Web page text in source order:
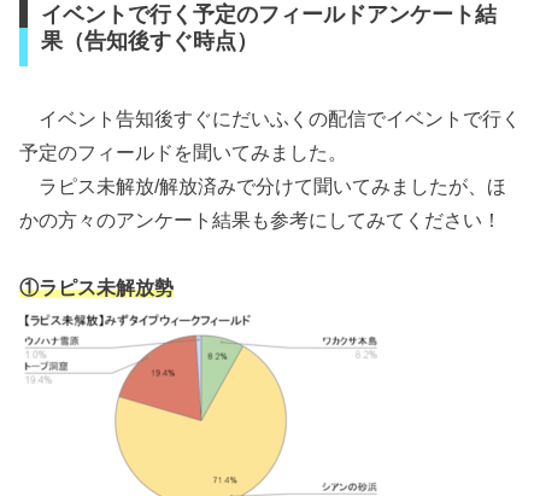
イベントで行く予定のフィールドアンケート結
果（告知後すぐ時点）
イベント告知後すぐにだいふくの配信でイベントで行く
予定のフィールドを聞いてみました。
ラピス未解放/解放済みで分けて聞いてみましたが、ほ
かの方々のアンケート結果も参考にしてみてください！
①ラピス未解放勢